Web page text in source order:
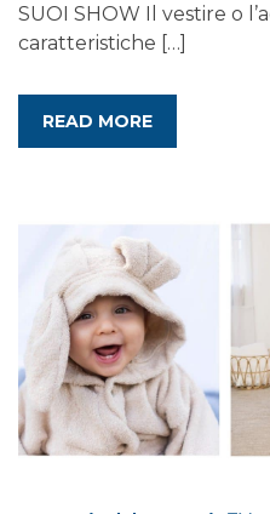
SUOI SHOW Il vestire o
caratteristiche […]
READ MORE